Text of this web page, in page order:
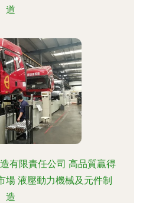
道
有限責任公司 高品質贏得
場 液壓動力機械及元件制
造